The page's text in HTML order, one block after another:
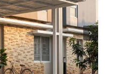
Material untuk
Minimalis:
dan Aman untuk
Modern